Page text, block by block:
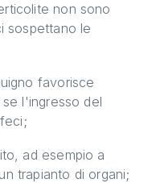
non sono
sospettano le
favorisce
l'ingresso del
ad esempio a
trapianto di organi;